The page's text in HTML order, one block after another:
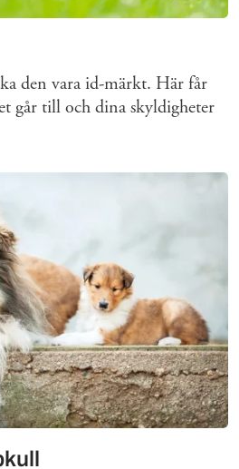
den vara id-märkt. Här får
går till och dina skyldigheter